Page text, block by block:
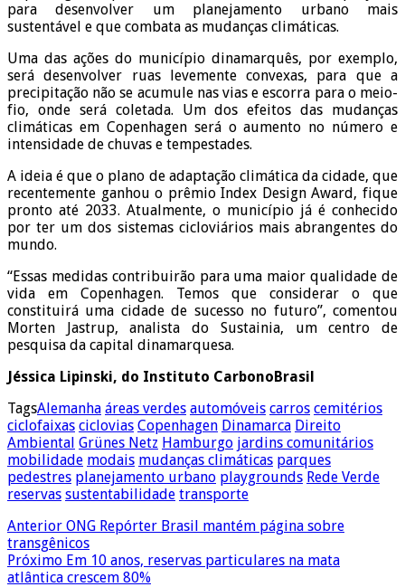
para desenvolver um planejamento urbano mais
sustentável e que combata as mudanças climáticas.
Uma das ações do município dinamarquês, por exemplo,
será desenvolver ruas levemente convexas, para que a
precipitação não se acumule nas vias e escorra para o meio-
fio, onde será coletada. Um dos efeitos das mudanças
climáticas em Copenhagen será o aumento no número e
intensidade de chuvas e tempestades.
A ideia é que o plano de adaptação climática da cidade, que
recentemente ganhou o prêmio Index Design Award, fique
pronto até 2033. Atualmente, o município já é conhecido
por ter um dos sistemas cicloviários mais abrangentes do
mundo.
“Essas medidas contribuirão para uma maior qualidade de
vida em Copenhagen. Temos que considerar o que
constituirá uma cidade de sucesso no futuro”, comentou
Morten Jastrup, analista do Sustainia, um centro de
pesquisa da capital dinamarquesa.
Jéssica Lipinski, do Instituto CarbonoBrasil
TagsAlemanha áreas verdes automóveis carros cemitérios
ciclofaixas ciclovias Copenhagen Dinamarca Direito
Ambiental Grünes Netz Hamburgo jardins comunitários
mobilidade modais mudanças climáticas parques
pedestres planejamento urbano playgrounds Rede Verde
reservas sustentabilidade transporte
Anterior ONG Repórter Brasil mantém página sobre
transgênicos
Próximo Em 10 anos, reservas particulares na mata
atlântica crescem 80%